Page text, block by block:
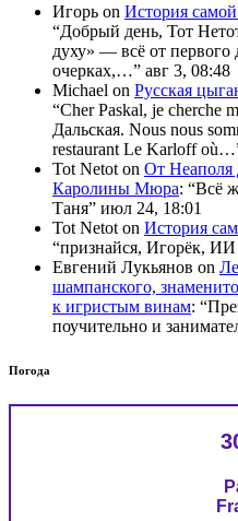
Игорь on История
“Добрый день, Тот
духу» — всё от первого
очерках,…” авг 3, 08:48
Michael on Русская
“Cher Paskal, je cherche
Дальская. Nous nous
restaurant Le Karloff où…
Tot Netot on От Неаполя
Каролины Мюра: “Всё
Таня” июл 24, 18:01
Tot Netot on История
“признайся, Игорёк, ИИ
Евгений Лукьянов on
шампанского,
к игристым винам: “
поучительно и
Погода